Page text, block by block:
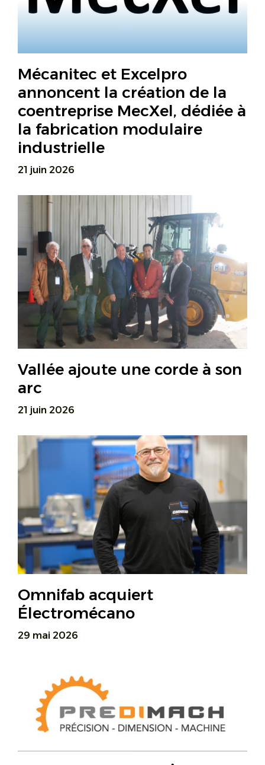
Mécanitec et Excelpro
annoncent la création de la
coentreprise MecXel, dédiée à
la fabrication modulaire
industrielle
21 juin 2026
Vallée ajoute une corde à son
arc
21 juin 2026
Omnifab acquiert
Électromécano
29 mai 2026